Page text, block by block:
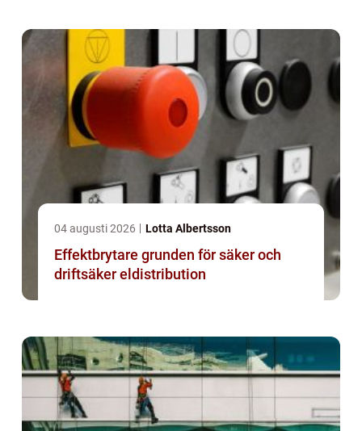
04 augusti 2026 Lotta Albertsson
Effektbrytare grunden för säker och
driftsäker eldistribution